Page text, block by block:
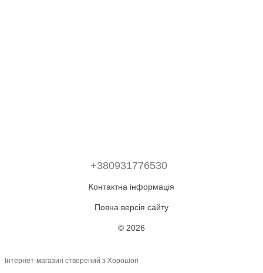
+380931776530
Контактна інформація
Повна версія сайту
© 2026
Інтернет-магазин створений з Хорошоп